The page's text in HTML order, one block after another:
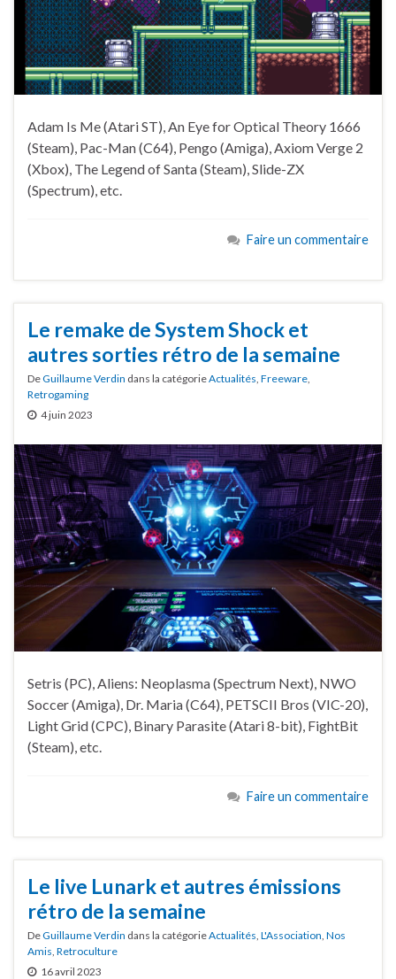
Adam Is Me (Atari ST), An Eye for Optical Theory 1666
(Steam), Pac-Man (C64), Pengo (Amiga), Axiom Verge 2
(Xbox), The Legend of Santa (Steam), Slide-ZX
(Spectrum), etc.
Faire un commentaire
Le remake de System Shock et
autres sorties rétro de la semaine
DeGuillaume Verdin dans la catégorieActualités Freeware
Retrogaming
4 juin 2023
Setris (PC), Aliens: Neoplasma (Spectrum Next), NWO
Soccer (Amiga), Dr. Maria (C64), PETSCII Bros (VIC-20),
Light Grid (CPC), Binary Parasite (Atari 8-bit), FightBit
(Steam), etc.
Faire un commentaire
Le live Lunark et autres émissions
rétro de la semaine
DeGuillaume Verdin dans la catégorieActualités L'Association Nos
Amis Retroculture
16 avril 2023